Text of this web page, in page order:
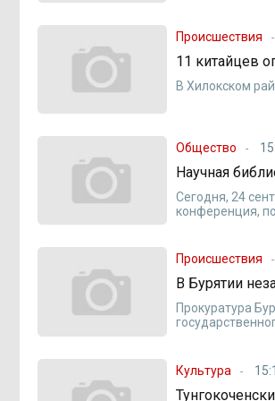
Происшествия
11 китайцев
В Хилокском
Общество
Научная
Сегодня, 24
конференция,
Происшествия
В Бурятии
Прокуратура
Культура